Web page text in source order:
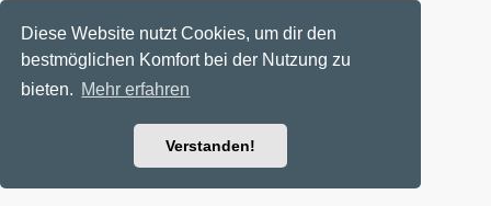
Diese Website nutzt Cookies, um dir den
bestmöglichen Komfort bei der Nutzung zu
bieten. Mehr erfahren
Verstanden!